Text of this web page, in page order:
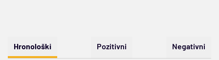
Hronološki Pozitivni Negativni